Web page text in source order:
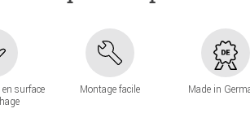
surface
Montage facile Made in